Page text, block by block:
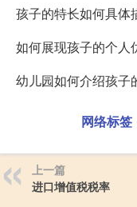
孩子的特长如何具体
如何展现孩子的个人
幼儿园如何介绍孩子
网络标签
上一篇
进口增值税税率